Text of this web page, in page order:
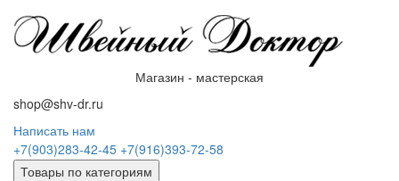
Магазин - мастерская
shop@shv-dr.ru
Написать нам
+7(903)283-42-45 +7(916)393-72-58
Товары по категориям